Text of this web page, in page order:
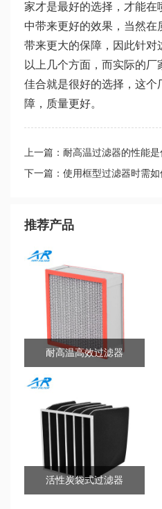
家才是最好的选择，才能在
中带来更好的效果，当然
带来更大的保障，因此针对
以上几个方面，而实际的
佳合就是很好的选择，这个
障，质量更好。
上一篇：耐高温过滤器的性能
下一篇：使用框型过滤器时需
推荐产品
耐高温高效过滤器
活性炭袋式过滤器